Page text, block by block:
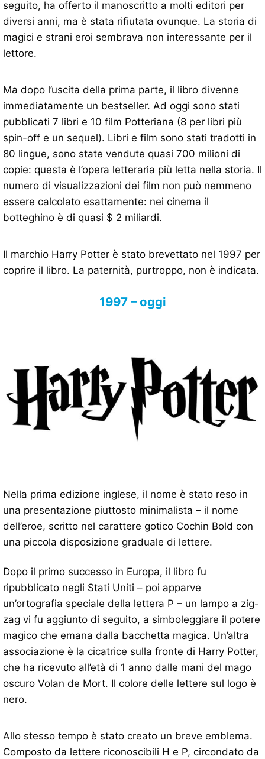
seguito, ha offerto il manoscritto a molti editori per
diversi anni, ma è stata rifiutata ovunque. La storia di
magici e strani eroi sembrava non interessante per il
lettore.
Ma dopo l’uscita della prima parte, il libro divenne
immediatamente un bestseller. Ad oggi sono stati
pubblicati 7 libri e 10 film Potteriana (8 per libri più
spin-off e un sequel). Libri e film sono stati tradotti in
80 lingue, sono state vendute quasi 700 milioni di
copie: questa è l’opera letteraria più letta nella storia. Il
numero di visualizzazioni dei film non può nemmeno
essere calcolato esattamente: nei cinema il
botteghino è di quasi $ 2 miliardi.
Il marchio Harry Potter è stato brevettato nel 1997 per
coprire il libro. La paternità, purtroppo, non è indicata.
1997 – oggi
Nella prima edizione inglese, il nome è stato reso in
una presentazione piuttosto minimalista – il nome
dell’eroe, scritto nel carattere gotico Cochin Bold con
una piccola disposizione graduale di lettere.
Dopo il primo successo in Europa, il libro fu
ripubblicato negli Stati Uniti – poi apparve
un’ortografia speciale della lettera P – un lampo a zig-
zag vi fu aggiunto di seguito, a simboleggiare il potere
magico che emana dalla bacchetta magica. Un’altra
associazione è la cicatrice sulla fronte di Harry Potter,
che ha ricevuto all’età di 1 anno dalle mani del mago
oscuro Volan de Mort. Il colore delle lettere sul logo è
nero.
Allo stesso tempo è stato creato un breve emblema.
Composto da lettere riconoscibili H e P, circondato da